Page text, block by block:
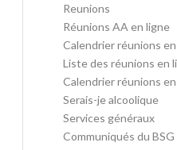
Reunions
Réunions AA en ligne
Calendrier réunions
Liste des réunions en
Calendrier réunions
Serais-je alcoolique
Services généraux
Communiqués du BSG